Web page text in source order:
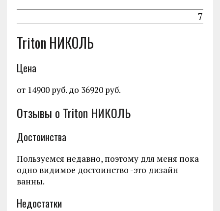
7
Triton НИКОЛЬ
Цена
от 14900 руб. до 36920 руб.
Отзывы о Triton НИКОЛЬ
Достоинства
Пользуемся недавно, поэтому для меня пока
одно видимое достоинство -это дизайн
ванны.
Недостатки